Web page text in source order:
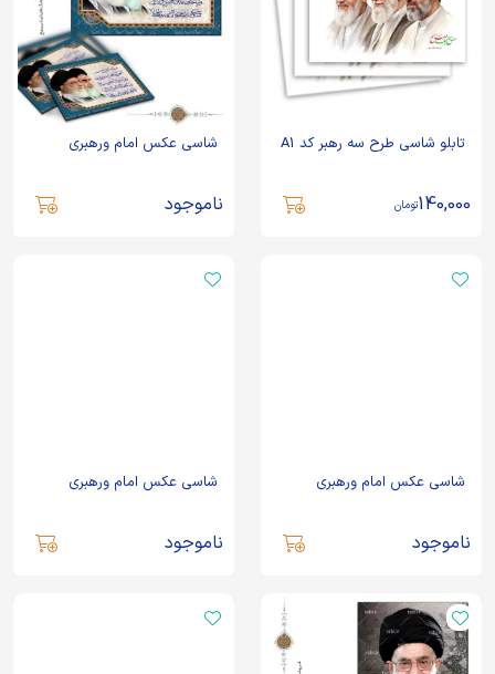
تابلو شاسی طرح سه رهبر کد A1
140,000تومان
شاسی عکس امام ورهبری
ناموجود
شاسی عکس امام ورهبری
ناموجود
شاسی عکس امام ورهبری
ناموجود